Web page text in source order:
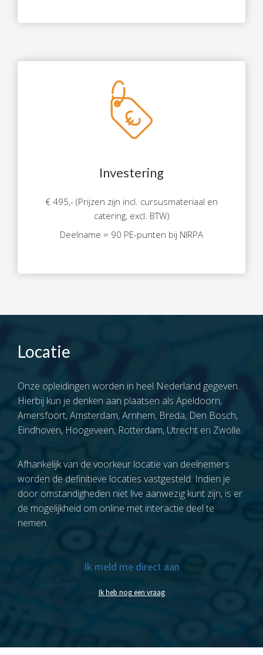
Investering
€ 495,- (Prijzen zijn incl. cursusmateriaal en
catering, excl. BTW)
Deelname = 90 PE-punten bij NIRPA
Locatie
Onze opleidingen worden in heel Nederland gegeven.
Hierbij kun je denken aan plaatsen als Apeldoorn,
Amersfoort, Amsterdam, Arnhem, Breda, Den Bosch,
Eindhoven, Hoogeveen, Rotterdam, Utrecht en Zwolle.
Afhankelijk van de voorkeur locatie van deelnemers
worden de definitieve locaties vastgesteld. Indien je
door omstandigheden niet live aanwezig kunt zijn, is er
de mogelijkheid om online met interactie deel te
nemen.
Ik meld me direct aan
Ik heb nog een vraag